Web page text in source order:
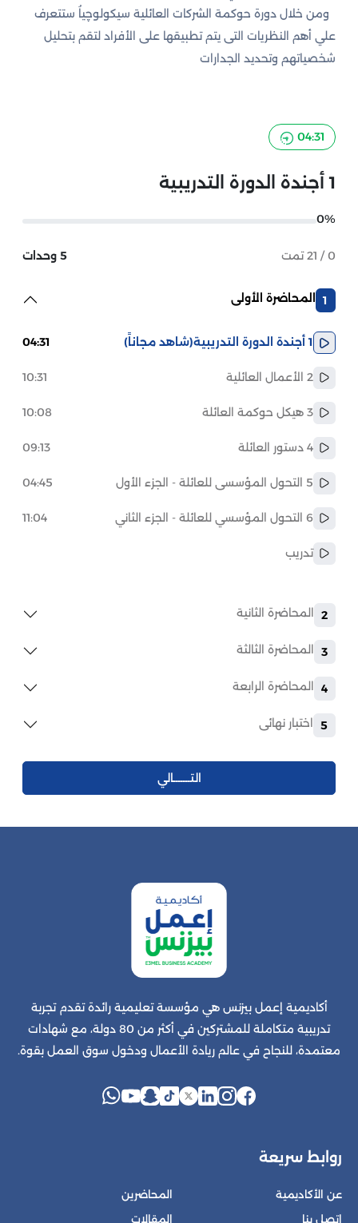
04:31
1 أجندة الدورة التدريبية
0%
0 / 21 تمت 5 وحدات
1 المحاضرة الأولى
1 أجندة الدورة التدريبية (شاهد مجاناً) 04:31
2 الأعمال العائلية 10:31
3 هيكل حوكمة العائلة 10:08
4 دستور العائلة 09:13
5 التحول المؤسسى للعائلة - الجزء الأول 04:45
6 التحول المؤسسي للعائلة - الجزء الثاني 11:04
تدريب
2 المحاضرة الثانية
3 المحاضرة الثالثة
4 المحاضرة الرابعة
5 اختبار نهائى
التـــــــالي
ومن خلال دورة حوكمة الشركات العائلية سيكولوچياُ ستتعرف
علي أهم النظريات التى يتم تطبيقها على الأفراد لتقم بتحليل
شخصياتهم وتحديد الجدارات
أكاديمية إعمل بيزنس هي مؤسسة تعليمية رائدة تقدم تجربة
تدريبية متكاملة للمشتركين في أكثر من 80 دولة، مع شهادات
معتمدة، للنجاح في عالم ريادة الأعمال ودخول سوق العمل بقوة.
روابط سريعة
عن الأكاديمية
إتصل بنا
المحاضرين
المقالات